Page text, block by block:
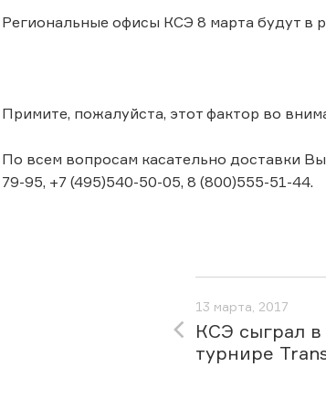
Региональные офисы КСЭ 8 марта будут в
Примите, пожалуйста, этот фактор во
По всем вопросам касательно доставки
79-95, +7 (495)540-50-05, 8 (800)555-51-44.
13 марта, 2017
КСЭ сыграл
турнире